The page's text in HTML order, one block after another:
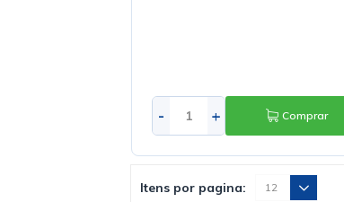
- + Comprar
Itens por pagina: